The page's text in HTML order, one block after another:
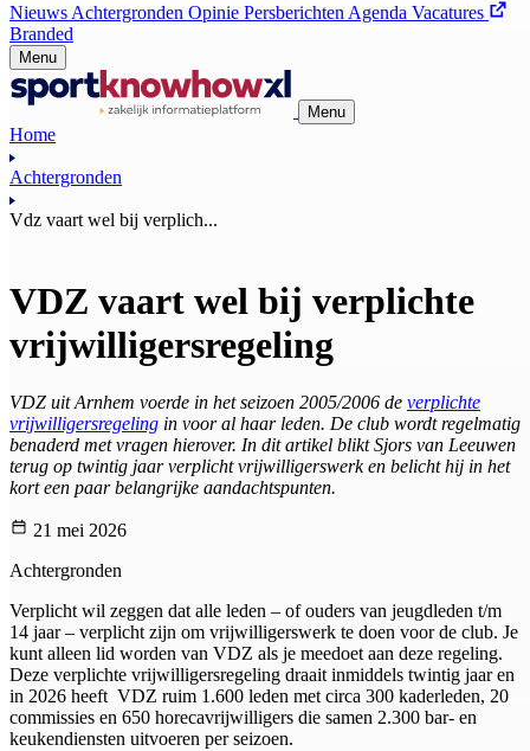
Nieuws Achtergronden Opinie Persberichten Agenda Vacatures
Branded
Menu
Menu
Home
Achtergronden
Vdz vaart wel bij verplich...
VDZ vaart wel bij verplichte
vrijwilligersregeling
VDZ uit Arnhem voerde in het seizoen 2005/2006 de verplichte
vrijwilligersregeling in voor al haar leden. De club wordt regelmatig
benaderd met vragen hierover. In dit artikel blikt Sjors van Leeuwen
terug op twintig jaar verplicht vrijwilligerswerk en belicht hij in het
kort een paar belangrijke aandachtspunten.
21 mei 2026
Achtergronden
Verplicht wil zeggen dat alle leden – of ouders van jeugdleden t/m
14 jaar – verplicht zijn om vrijwilligerswerk te doen voor de club. Je
kunt alleen lid worden van VDZ als je meedoet aan deze regeling.
Deze verplichte vrijwilligersregeling draait inmiddels twintig jaar en
in 2026 heeft VDZ ruim 1.600 leden met circa 300 kaderleden, 20
commissies en 650 horecavrijwilligers die samen 2.300 bar- en
keukendiensten uitvoeren per seizoen.